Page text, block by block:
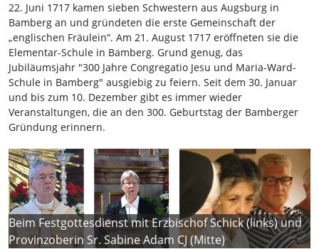
22. Juni 1717 kamen sieben Schwestern aus Augsburg in
Bamberg an und gründeten die erste Gemeinschaft der
„englischen Fräulein“. Am 21. August 1717 eröffneten sie die
Elementar-Schule in Bamberg. Grund genug, das
Jubiläumsjahr "300 Jahre Congregatio Jesu und Maria-Ward-
Schule in Bamberg" ausgiebig zu feiern. Seit dem 30. Januar
und bis zum 10. Dezember gibt es immer wieder
Veranstaltungen, die an den 300. Geburtstag der Bamberger
Gründung erinnern.
Beim Festgottesdienst mit Erzbischof Schick (links) und
Provinzoberin Sr. Sabine Adam CJ (Mitte)